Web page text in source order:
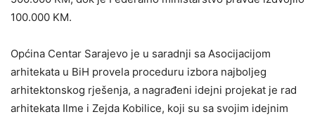
100.000 KM.
Općina Centar Sarajevo je u saradnji sa Asocijacijom
arhitekata u BiH provela proceduru izbora najboljeg
arhitektonskog rješenja, a nagrađeni idejni projekat je rad
arhitekata Ilme i Zejda Kobilice, koji su sa svojim idejnim